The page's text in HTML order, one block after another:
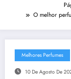
O melhor
Melhores Perfumes
10 De Agosto De